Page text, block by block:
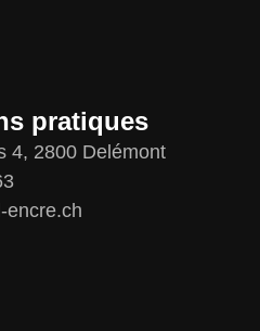
pratiques
4, 2800 Delémont
encre.ch